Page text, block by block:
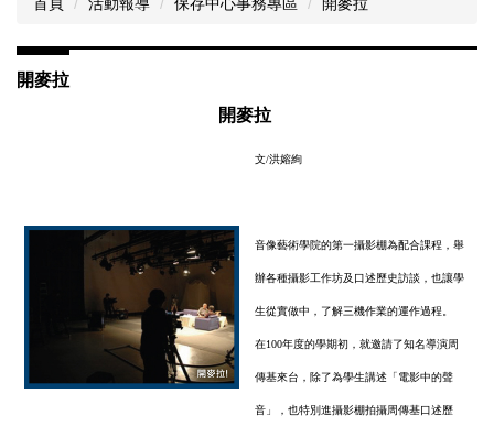
開麥拉
開麥拉
文/洪嫆絢
音像藝術學院的第一攝影棚為配合課程，舉
辦各種攝影工作坊及口述歷史訪談，也讓學
生從實做中，了解三機作業的運作過程。
在100年度的學期初，就邀請了知名導演周
傳基來台，除了為學生講述「電影中的聲
音」，也特別進攝影棚拍攝周傳基口述歷